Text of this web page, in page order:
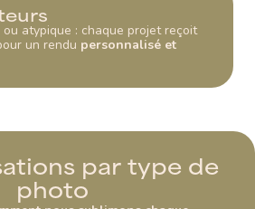
atypique : chaque projet reçoit
un rendu personnalisé et
ations par type de
photo